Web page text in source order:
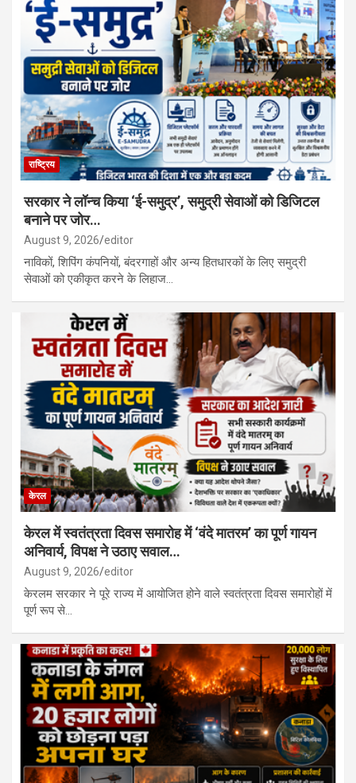
राष्ट्रिय
सरकार ने लॉन्च किया ‘ई-समुद्र’, समुद्री सेवाओं को डिजिटल
बनाने पर जोर…
August 9, 2026 editor
नाविकों, शिपिंग कंपनियों, बंदरगाहों और अन्य हितधारकों के लिए समुद्री
सेवाओं को एकीकृत करने के लिहाज…
केरल
केरल में स्वतंत्रता दिवस समारोह में ‘वंदे मातरम’ का पूर्ण गायन
अनिवार्य, विपक्ष ने उठाए सवाल…
August 9, 2026 editor
केरलम सरकार ने पूरे राज्य में आयोजित होने वाले स्वतंत्रता दिवस समारोहों में
पूर्ण रूप से…